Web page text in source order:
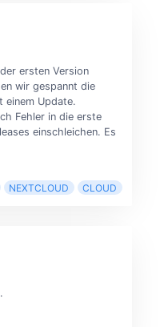
ersten Version
wir gespannt die
einem Update.
Fehler in die erste
einschleichen. Es
NEXTCLOUD CLOUD